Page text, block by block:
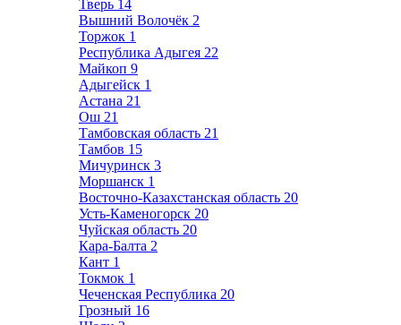
Тверь 14
Вышний Волочёк 2
Торжок 1
Республика Адыгея 22
Майкоп 9
Адыгейск 1
Астана 21
Ош 21
Тамбовская область 21
Тамбов 15
Мичуринск 3
Моршанск 1
Восточно-Казахстанская область 20
Усть-Каменогорск 20
Чуйская область 20
Кара-Балта 2
Кант 1
Токмок 1
Чеченская Республика 20
Грозный 16